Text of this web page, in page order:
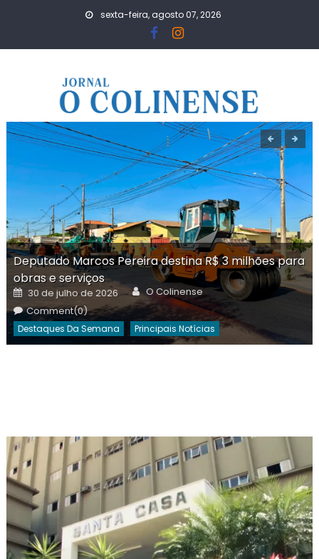
sexta-feira, agosto 07, 2026
Deputado Marcos Pereira destina R$ 3 milhões para
obras e serviços
Posted
on
30 de julho de 2026 Author
O Colinense
Comment(0)
Destaques Da Semana Principais Notícias